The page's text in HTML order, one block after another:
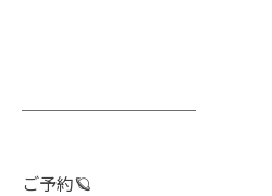
ご予約🪐